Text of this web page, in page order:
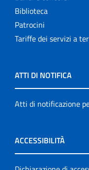
Biblioteca
Patrocini
Tariffe dei servizi a
ATTI DI NOTIFICA
Atti di notificazione
ACCESSIBILITÀ